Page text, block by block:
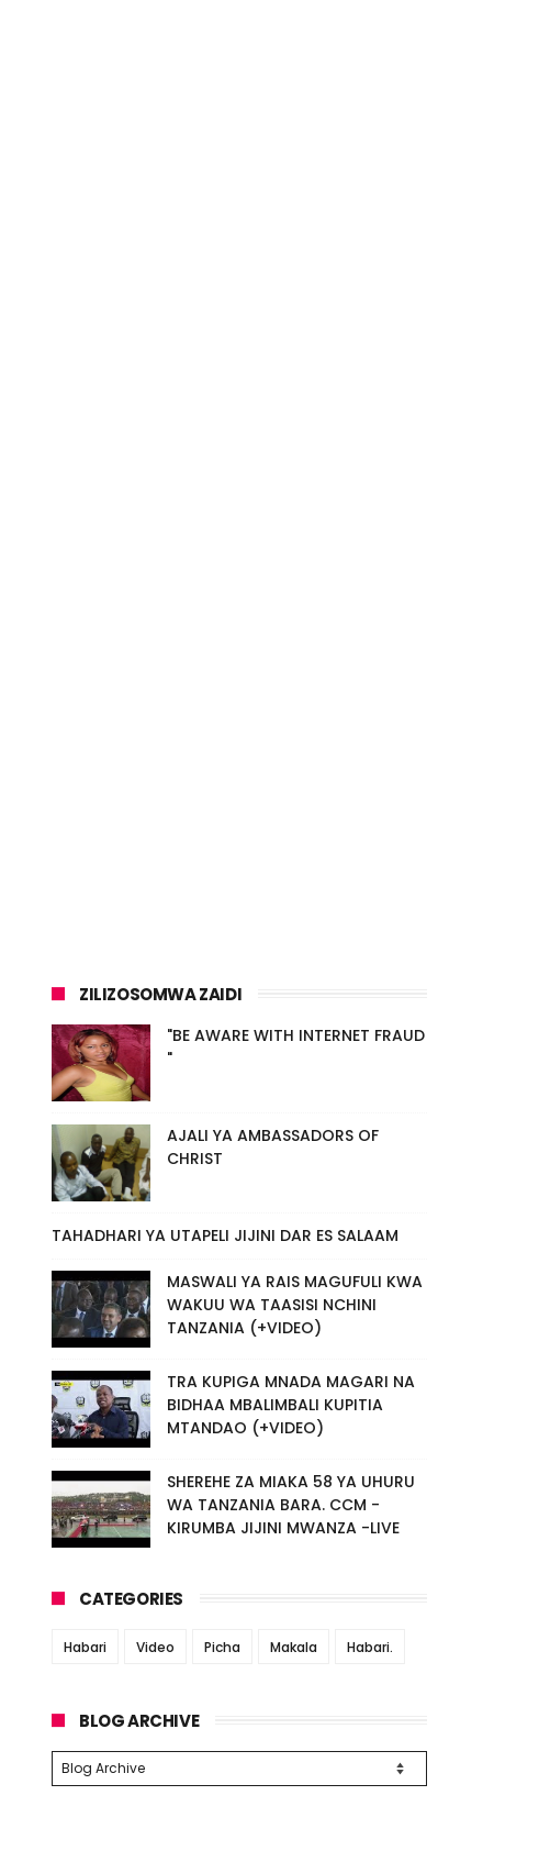
ZILIZOSOMWA ZAIDI
"BE AWARE WITH INTERNET FRAUD
"
AJALI YA AMBASSADORS OF
CHRIST
TAHADHARI YA UTAPELI JIJINI DAR ES SALAAM
MASWALI YA RAIS MAGUFULI KWA
WAKUU WA TAASISI NCHINI
TANZANIA (+VIDEO)
TRA KUPIGA MNADA MAGARI NA
BIDHAA MBALIMBALI KUPITIA
MTANDAO (+VIDEO)
SHEREHE ZA MIAKA 58 YA UHURU
WA TANZANIA BARA. CCM -
KIRUMBA JIJINI MWANZA -LIVE
CATEGORIES
Habari Video Picha Makala Habari.
BLOG ARCHIVE